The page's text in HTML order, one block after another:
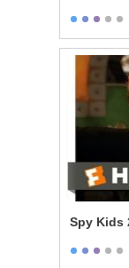
Spy Kids